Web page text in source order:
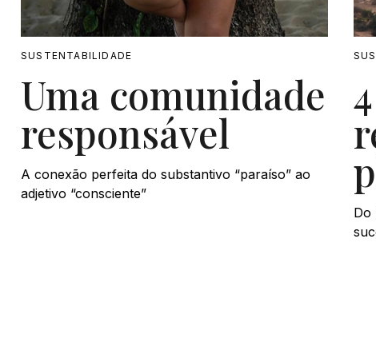
SUSTENTABILIDADE
Uma comunidade
responsável
A conexão perfeita do substantivo “paraíso” ao
adjetivo “consciente”
Do